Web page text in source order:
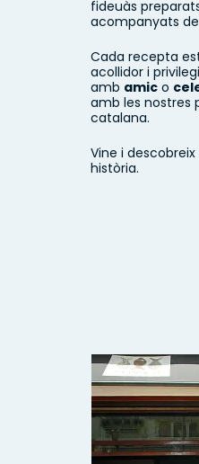
fideuàs
acompanyats
Cada recepta
acollidor i
amb amic o
amb les nostres
catalana.
Vine i
història.